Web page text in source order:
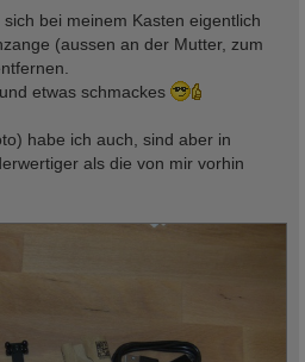
bei meinem Kasten eigentlich
(aussen an der Mutter, zum
etwas schmackes
habe ich auch, sind aber in
als die von mir vorhin